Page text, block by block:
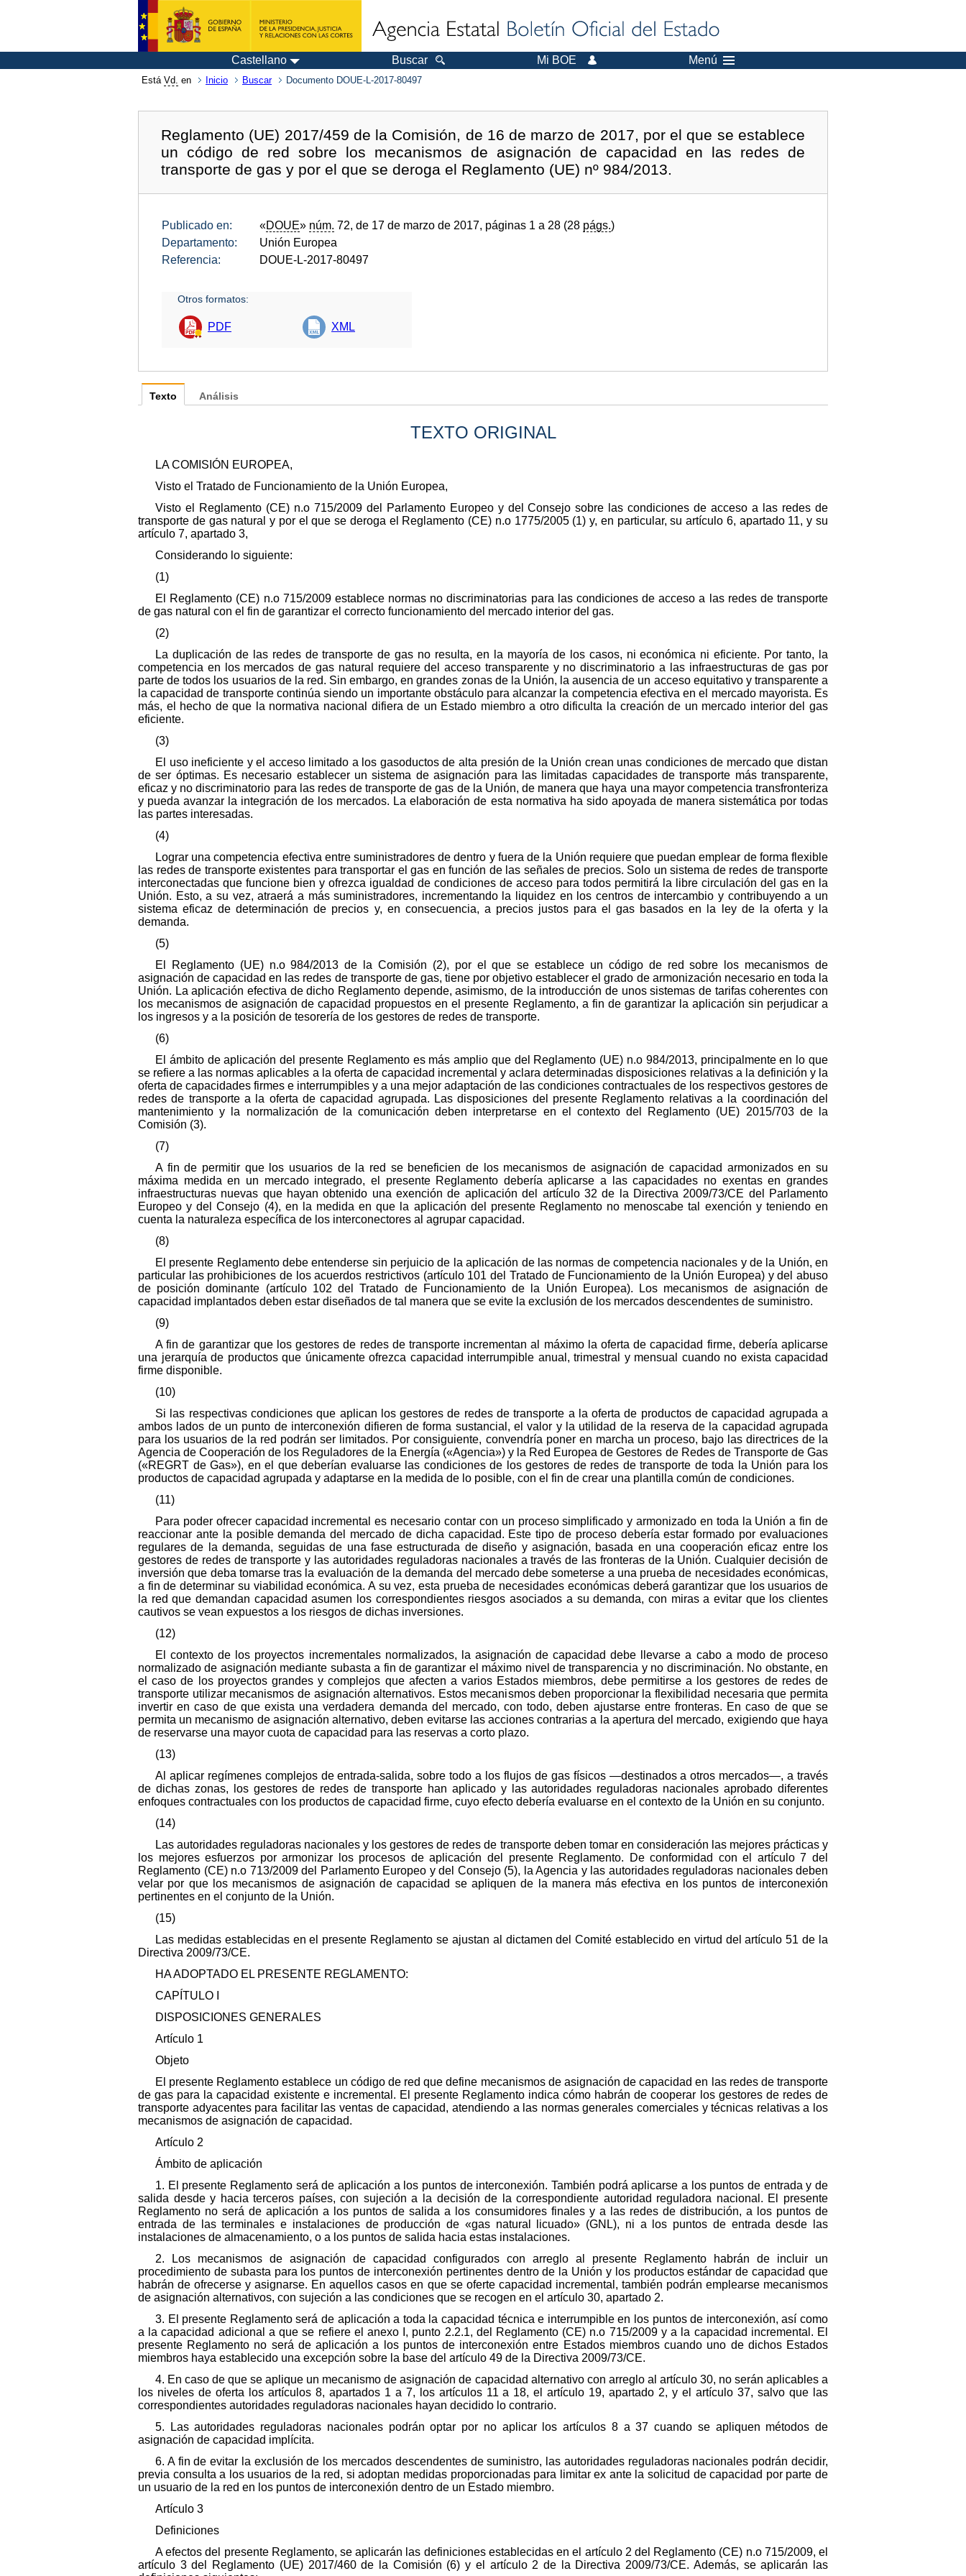
Castellano Buscar Mi BOE Menú
Está Vd. en Inicio Buscar Documento DOUE-L-2017-80497
Reglamento (UE) 2017/459 de la Comisión, de 16 de marzo de 2017, por el que se establece
un código de red sobre los mecanismos de asignación de capacidad en las redes de
transporte de gas y por el que se deroga el Reglamento (UE) nº 984/2013.
Publicado en: «DOUE» núm. 72, de 17 de marzo de 2017, páginas 1 a 28 (28 págs.)
Departamento:
Unión Europea
Referencia:
DOUE-L-2017-80497
Otros formatos:
PDF XML
Texto
TEXTO ORIGINAL
LA COMISIÓN EUROPEA,
Visto el Tratado de Funcionamiento de la Unión Europea,
Visto el Reglamento (CE) n.o 715/2009 del Parlamento Europeo y del Consejo sobre las condiciones de acceso a las redes de
transporte de gas natural y por el que se deroga el Reglamento (CE) n.o 1775/2005 (1) y, en particular, su artículo 6, apartado 11, y su
artículo 7, apartado 3,
Considerando lo siguiente:
(1)
El Reglamento (CE) n.o 715/2009 establece normas no discriminatorias para las condiciones de acceso a las redes de transporte
de gas natural con el fin de garantizar el correcto funcionamiento del mercado interior del gas.
(2)
La duplicación de las redes de transporte de gas no resulta, en la mayoría de los casos, ni económica ni eficiente. Por tanto, la
competencia en los mercados de gas natural requiere del acceso transparente y no discriminatorio a las infraestructuras de gas por
parte de todos los usuarios de la red. Sin embargo, en grandes zonas de la Unión, la ausencia de un acceso equitativo y transparente a
la capacidad de transporte continúa siendo un importante obstáculo para alcanzar la competencia efectiva en el mercado mayorista. Es
más, el hecho de que la normativa nacional difiera de un Estado miembro a otro dificulta la creación de un mercado interior del gas
eficiente.
(3)
El uso ineficiente y el acceso limitado a los gasoductos de alta presión de la Unión crean unas condiciones de mercado que distan
de ser óptimas. Es necesario establecer un sistema de asignación para las limitadas capacidades de transporte más transparente,
eficaz y no discriminatorio para las redes de transporte de gas de la Unión, de manera que haya una mayor competencia transfronteriza
y pueda avanzar la integración de los mercados. La elaboración de esta normativa ha sido apoyada de manera sistemática por todas
las partes interesadas.
(4)
Lograr una competencia efectiva entre suministradores de dentro y fuera de la Unión requiere que puedan emplear de forma flexible
las redes de transporte existentes para transportar el gas en función de las señales de precios. Solo un sistema de redes de transporte
interconectadas que funcione bien y ofrezca igualdad de condiciones de acceso para todos permitirá la libre circulación del gas en la
Unión. Esto, a su vez, atraerá a más suministradores, incrementando la liquidez en los centros de intercambio y contribuyendo a un
sistema eficaz de determinación de precios y, en consecuencia, a precios justos para el gas basados en la ley de la oferta y la
demanda.
(5)
El Reglamento (UE) n.o 984/2013 de la Comisión (2), por el que se establece un código de red sobre los mecanismos de
asignación de capacidad en las redes de transporte de gas, tiene por objetivo establecer el grado de armonización necesario en toda la
Unión. La aplicación efectiva de dicho Reglamento depende, asimismo, de la introducción de unos sistemas de tarifas coherentes con
los mecanismos de asignación de capacidad propuestos en el presente Reglamento, a fin de garantizar la aplicación sin perjudicar a
los ingresos y a la posición de tesorería de los gestores de redes de transporte.
(6)
El ámbito de aplicación del presente Reglamento es más amplio que del Reglamento (UE) n.o 984/2013, principalmente en lo que
se refiere a las normas aplicables a la oferta de capacidad incremental y aclara determinadas disposiciones relativas a la definición y la
oferta de capacidades firmes e interrumpibles y a una mejor adaptación de las condiciones contractuales de los respectivos gestores de
redes de transporte a la oferta de capacidad agrupada. Las disposiciones del presente Reglamento relativas a la coordinación del
mantenimiento y la normalización de la comunicación deben interpretarse en el contexto del Reglamento (UE) 2015/703 de la
Comisión (3).
(7)
A fin de permitir que los usuarios de la red se beneficien de los mecanismos de asignación de capacidad armonizados en su
máxima medida en un mercado integrado, el presente Reglamento debería aplicarse a las capacidades no exentas en grandes
infraestructuras nuevas que hayan obtenido una exención de aplicación del artículo 32 de la Directiva 2009/73/CE del Parlamento
Europeo y del Consejo (4), en la medida en que la aplicación del presente Reglamento no menoscabe tal exención y teniendo en
cuenta la naturaleza específica de los interconectores al agrupar capacidad.
(8)
El presente Reglamento debe entenderse sin perjuicio de la aplicación de las normas de competencia nacionales y de la Unión, en
particular las prohibiciones de los acuerdos restrictivos (artículo 101 del Tratado de Funcionamiento de la Unión Europea) y del abuso
de posición dominante (artículo 102 del Tratado de Funcionamiento de la Unión Europea). Los mecanismos de asignación de
capacidad implantados deben estar diseñados de tal manera que se evite la exclusión de los mercados descendentes de suministro.
(9)
A fin de garantizar que los gestores de redes de transporte incrementan al máximo la oferta de capacidad firme, debería aplicarse
una jerarquía de productos que únicamente ofrezca capacidad interrumpible anual, trimestral y mensual cuando no exista capacidad
firme disponible.
(10)
Si las respectivas condiciones que aplican los gestores de redes de transporte a la oferta de productos de capacidad agrupada a
ambos lados de un punto de interconexión difieren de forma sustancial, el valor y la utilidad de la reserva de la capacidad agrupada
para los usuarios de la red podrán ser limitados. Por consiguiente, convendría poner en marcha un proceso, bajo las directrices de la
Agencia de Cooperación de los Reguladores de la Energía («Agencia») y la Red Europea de Gestores de Redes de Transporte de Gas
(«REGRT de Gas»), en el que deberían evaluarse las condiciones de los gestores de redes de transporte de toda la Unión para los
productos de capacidad agrupada y adaptarse en la medida de lo posible, con el fin de crear una plantilla común de condiciones.
(11)
Para poder ofrecer capacidad incremental es necesario contar con un proceso simplificado y armonizado en toda la Unión a fin de
reaccionar ante la posible demanda del mercado de dicha capacidad. Este tipo de proceso debería estar formado por evaluaciones
regulares de la demanda, seguidas de una fase estructurada de diseño y asignación, basada en una cooperación eficaz entre los
gestores de redes de transporte y las autoridades reguladoras nacionales a través de las fronteras de la Unión. Cualquier decisión de
inversión que deba tomarse tras la evaluación de la demanda del mercado debe someterse a una prueba de necesidades económicas,
a fin de determinar su viabilidad económica. A su vez, esta prueba de necesidades económicas deberá garantizar que los usuarios de
la red que demandan capacidad asumen los correspondientes riesgos asociados a su demanda, con miras a evitar que los clientes
cautivos se vean expuestos a los riesgos de dichas inversiones.
(12)
El contexto de los proyectos incrementales normalizados, la asignación de capacidad debe llevarse a cabo a modo de proceso
normalizado de asignación mediante subasta a fin de garantizar el máximo nivel de transparencia y no discriminación. No obstante, en
el caso de los proyectos grandes y complejos que afecten a varios Estados miembros, debe permitirse a los gestores de redes de
transporte utilizar mecanismos de asignación alternativos. Estos mecanismos deben proporcionar la flexibilidad necesaria que permita
invertir en caso de que exista una verdadera demanda del mercado, con todo, deben ajustarse entre fronteras. En caso de que se
permita un mecanismo de asignación alternativo, deben evitarse las acciones contrarias a la apertura del mercado, exigiendo que haya
de reservarse una mayor cuota de capacidad para las reservas a corto plazo.
(13)
Al aplicar regímenes complejos de entrada-salida, sobre todo a los flujos de gas físicos —destinados a otros mercados—, a través
de dichas zonas, los gestores de redes de transporte han aplicado y las autoridades reguladoras nacionales aprobado diferentes
enfoques contractuales con los productos de capacidad firme, cuyo efecto debería evaluarse en el contexto de la Unión en su conjunto.
(14)
Las autoridades reguladoras nacionales y los gestores de redes de transporte deben tomar en consideración las mejores prácticas y
los mejores esfuerzos por armonizar los procesos de aplicación del presente Reglamento. De conformidad con el artículo 7 del
Reglamento (CE) n.o 713/2009 del Parlamento Europeo y del Consejo (5), la Agencia y las autoridades reguladoras nacionales deben
velar por que los mecanismos de asignación de capacidad se apliquen de la manera más efectiva en los puntos de interconexión
pertinentes en el conjunto de la Unión.
(15)
Las medidas establecidas en el presente Reglamento se ajustan al dictamen del Comité establecido en virtud del artículo 51 de la
Directiva 2009/73/CE.
HA ADOPTADO EL PRESENTE REGLAMENTO:
CAPÍTULO I
DISPOSICIONES GENERALES
Artículo 1
Objeto
El presente Reglamento establece un código de red que define mecanismos de asignación de capacidad en las redes de transporte
de gas para la capacidad existente e incremental. El presente Reglamento indica cómo habrán de cooperar los gestores de redes de
transporte adyacentes para facilitar las ventas de capacidad, atendiendo a las normas generales comerciales y técnicas relativas a los
mecanismos de asignación de capacidad.
Artículo 2
Ámbito de aplicación
1. El presente Reglamento será de aplicación a los puntos de interconexión. También podrá aplicarse a los puntos de entrada y de
salida desde y hacia terceros países, con sujeción a la decisión de la correspondiente autoridad reguladora nacional. El presente
Reglamento no será de aplicación a los puntos de salida a los consumidores finales y a las redes de distribución, a los puntos de
entrada de las terminales e instalaciones de producción de «gas natural licuado» (GNL), ni a los puntos de entrada desde las
instalaciones de almacenamiento, o a los puntos de salida hacia estas instalaciones.
2. Los mecanismos de asignación de capacidad configurados con arreglo al presente Reglamento habrán de incluir un
procedimiento de subasta para los puntos de interconexión pertinentes dentro de la Unión y los productos estándar de capacidad que
habrán de ofrecerse y asignarse. En aquellos casos en que se oferte capacidad incremental, también podrán emplearse mecanismos
de asignación alternativos, con sujeción a las condiciones que se recogen en el artículo 30, apartado 2.
3. El presente Reglamento será de aplicación a toda la capacidad técnica e interrumpible en los puntos de interconexión, así como
a la capacidad adicional a que se refiere el anexo I, punto 2.2.1, del Reglamento (CE) n.o 715/2009 y a la capacidad incremental. El
presente Reglamento no será de aplicación a los puntos de interconexión entre Estados miembros cuando uno de dichos Estados
miembros haya establecido una excepción sobre la base del artículo 49 de la Directiva 2009/73/CE.
4. En caso de que se aplique un mecanismo de asignación de capacidad alternativo con arreglo al artículo 30, no serán aplicables a
los niveles de oferta los artículos 8, apartados 1 a 7, los artículos 11 a 18, el artículo 19, apartado 2, y el artículo 37, salvo que las
correspondientes autoridades reguladoras nacionales hayan decidido lo contrario.
5. Las autoridades reguladoras nacionales podrán optar por no aplicar los artículos 8 a 37 cuando se apliquen métodos de
asignación de capacidad implícita.
6. A fin de evitar la exclusión de los mercados descendentes de suministro, las autoridades reguladoras nacionales podrán decidir,
previa consulta a los usuarios de la red, si adoptan medidas proporcionadas para limitar ex ante la solicitud de capacidad por parte de
un usuario de la red en los puntos de interconexión dentro de un Estado miembro.
Artículo 3
Definiciones
A efectos del presente Reglamento, se aplicarán las definiciones establecidas en el artículo 2 del Reglamento (CE) n.o 715/2009, el
artículo 3 del Reglamento (UE) 2017/460 de la Comisión (6) y el artículo 2 de la Directiva 2009/73/CE. Además, se aplicarán las
Análisis